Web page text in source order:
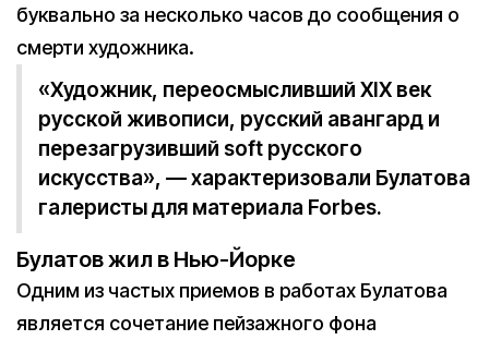
буквально за несколько часов до сообщения о
смерти художника.
«Художник, переосмысливший XIX век
русской живописи, русский авангард и
перезагрузивший soft русского
искусства», — характеризовали Булатова
галеристы для материала Forbes.
Булатов жил в Нью-Йорке
Одним из частых приемов в работах Булатова
является сочетание пейзажного фона